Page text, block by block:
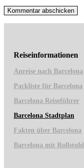
Reiseinformationen
Anreise nach Barcelona
Packliste für Barcelona
Barcelona Reiseführer
Barcelona Stadtplan
Fakten über Barcelona
Barcelona mit Rollstuhl